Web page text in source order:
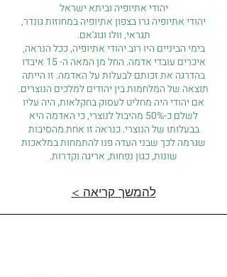
יהודי אתיופיה וביתא ישראל
יהודי אתיופיה גרו בצפון אתיופיה במחוזות גונדר,
תגראי, וולו וגוג'אם.
בימי הביניים היו רוב יהודי אתיופיה, ככל הנראה,
איכרים עובדי אדמה. החל מן המאה ה- 15 איבדו
בהדרגה את זכותם לבעלות על האדמה. זו הייתה
תוצאה של המלחמות בין יהודים למלכים הנוצרים.
אם יהודי היה מחליט לעסוק בחקלאות, היה עליו
לשלם כ-50% מהיבול לנוצרי, כי האדמה היא
בבעלותו של הנוצרי. כנראה זו אחת מהסיבות
שגרמה לכך שבני העדה פנו להתמחות במלאכות
שונות, כגון נפחות, אריגה וקדרות.
< להמשך קריאה